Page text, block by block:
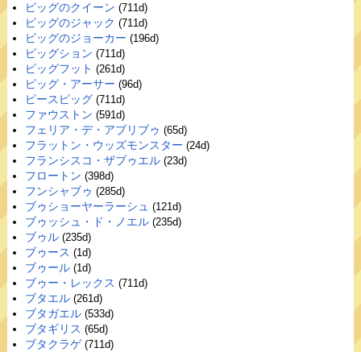
ピッグのクイーン (711d)
ピッグのジャック (711d)
ピッグのジョーカー (196d)
ピッグション (711d)
ピッグフット (261d)
ピッグ・アーサー (96d)
ピースピッグ(711d)
ファウストン (591d)
フェリア・デ・アブリブゥ (65d)
フラットン・ウッズモンスター (24d)
フランシスコ・ザブゥエル(23d)
フロートン (398d)
フンシャブゥ (285d)
ブゥショーヤーラーシュ (121d)
ブゥッシュ・ド・ノエル(235d)
ブゥル(235d)
ブゥース (1d)
ブゥール(1d)
ブゥー・レックス (711d)
ブタエル(261d)
ブタガエル(533d)
ブタギリス (65d)
ブタクラゲ(711d)